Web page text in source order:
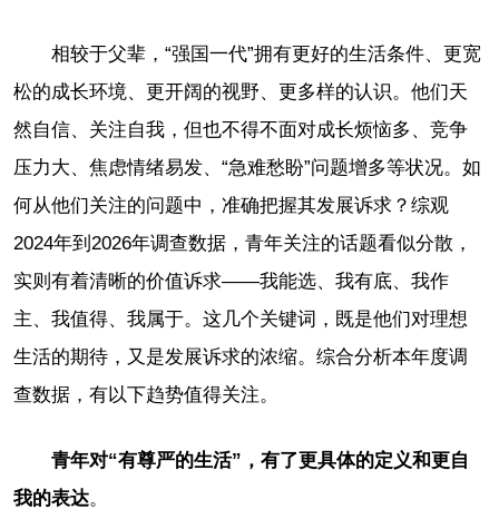
相较于父辈，“强国一代”拥有更好的生活条件、更宽
松的成长环境、更开阔的视野、更多样的认识。他们天
然自信、关注自我，但也不得不面对成长烦恼多、竞争
压力大、焦虑情绪易发、“急难愁盼”问题增多等状况。如
何从他们关注的问题中，准确把握其发展诉求？综观
2024年到2026年调查数据，青年关注的话题看似分散，
实则有着清晰的价值诉求——我能选、我有底、我作
主、我值得、我属于。这几个关键词，既是他们对理想
生活的期待，又是发展诉求的浓缩。综合分析本年度调
查数据，有以下趋势值得关注。
青年对“有尊严的生活”，有了更具体的定义和更自
我的表达。